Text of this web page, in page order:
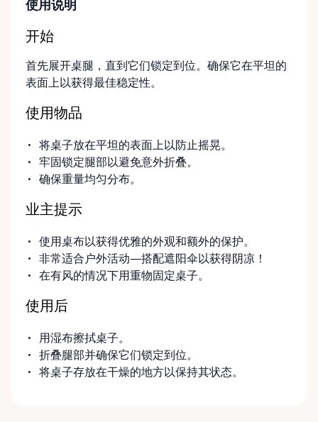
使用说明
开始
首先展开桌腿，直到它们锁定到位。确保它在平坦的
表面上以获得最佳稳定性。
使用物品
将桌子放在平坦的表面上以防止摇晃。
牢固锁定腿部以避免意外折叠。
确保重量均匀分布。
业主提示
使用桌布以获得优雅的外观和额外的保护。
非常适合户外活动—搭配遮阳伞以获得阴凉！
在有风的情况下用重物固定桌子。
使用后
用湿布擦拭桌子。
折叠腿部并确保它们锁定到位。
将桌子存放在干燥的地方以保持其状态。